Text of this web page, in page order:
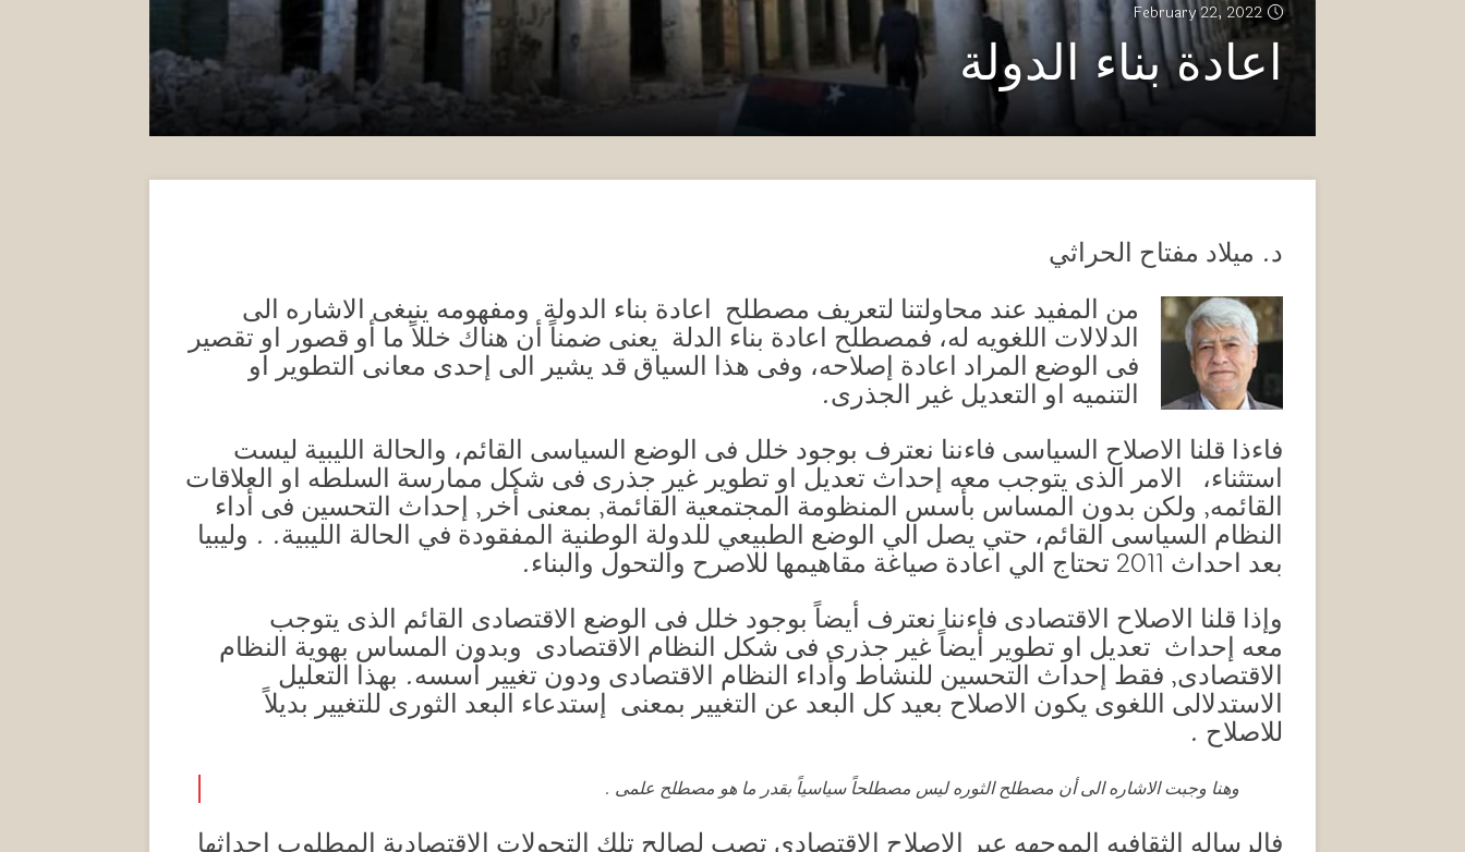
February 22, 2022
اعادة بناء الدولة
د. ميلاد مفتاح الحراثي
من المفيد عند محاولتنا لتعريف مصطلح اعادة بناء الدولة ومفهومه ينبغى الاشاره الى
الدلالات اللغويه له، فمصطلح اعادة بناء الدلة يعنى ضمناً أن هناك خللاً ما أو قصور او تقصير
فى الوضع المراد اعادة إصلاحه، وفى هذا السياق قد يشير الى إحدى معانى التطوير او
التنميه او التعديل غير الجذرى.
فاءذا قلنا الاصلاح السياسى فاءننا نعترف بوجود خلل فى الوضع السياسى القائم، والحالة الليبية ليست
استثناء، الامر الذى يتوجب معه إحداث تعديل او تطوير غير جذرى فى شكل ممارسة السلطه او العلاقات
القائمه, ولكن بدون المساس بأسس المنظومة المجتمعية القائمة, بمعنى أخر, إحداث التحسين فى أداء
النظام السياسى القائم، حتي يصل الي الوضع الطبيعي للدولة الوطنية المفقودة في الحالة الليبية. . وليبيا
بعد احداث 2011 تحتاج الي اعادة صياغة مقاهيمها للاصرح والتحول والبناء.
وإذا قلنا الاصلاح الاقتصادى فاءننا نعترف أيضاً بوجود خلل فى الوضع الاقتصادى القائم الذى يتوجب
معه إحداث تعديل او تطوير أيضاً غير جذرى فى شكل النظام الاقتصادى وبدون المساس بهوية النظام
الاقتصادى, فقط إحداث التحسين للنشاط وأداء النظام الاقتصادى ودون تغيير أسسه. بهذا التعليل
الاستدلالى اللغوى يكون الاصلاح بعيد كل البعد عن التغيير بمعنى إستدعاء البعد الثورى للتغيير بديلاً
للاصلاح .
وهنا وجبت الاشاره الى أن مصطلح الثوره ليس مصطلحاً سياسياً بقدر ما هو مصطلح علمى .